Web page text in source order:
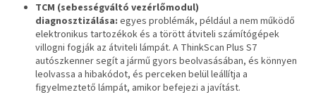
TCM (sebességváltó vezérlőmodul)
diagnosztizálása: egyes problémák, például a nem működő
elektronikus tartozékok és a törött átviteli számítógépek
villogni fogják az átviteli lámpát. A ThinkScan Plus S7
autószkenner segít a jármű gyors beolvasásában, és könnyen
leolvassa a hibakódot, és perceken belül leállítja a
figyelmeztető lámpát, amikor befejezi a javítást.